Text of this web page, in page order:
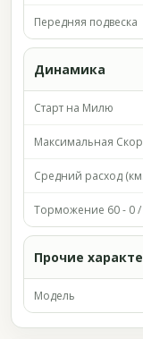
Передняя подвеска
Динамика
Старт на Милю
Максимальная
Средний расход
Торможение 60 - 0 /
Прочие
Модель